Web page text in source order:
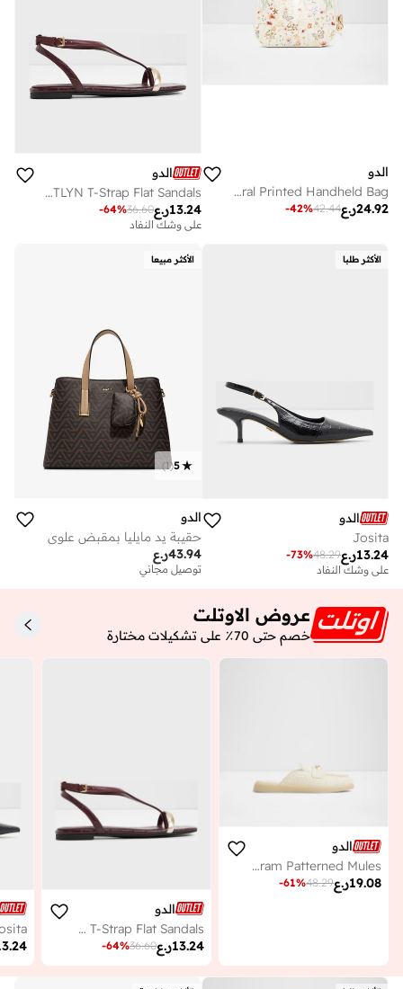
الدو
AURALILY Floral Printed Handheld Bag
ر.ع24.92
42.44
-42%
الدو
CATLYN T-Strap Flat Sandals
ر.ع13.24
36.60
-64%
على وشك النفاد
الأكثر طلبا
الدو
Josita
ر.ع13.24
48.29
-73%
على وشك النفاد
الأكثر مبيعا
5
(
1
)
الدو
حقيبة يد مايليا بمقبض علوي
ر.ع43.94
توصيل مجاني
عروض الاوتلت
خصم حتى 70٪ على تشكيلات مختارة
الدو
MYRIANA Monogram Patterned Mules
ر.ع19.08
48.29
-61%
الدو
CATLYN T-Strap Flat Sandals
ر.ع13.24
36.60
-64%